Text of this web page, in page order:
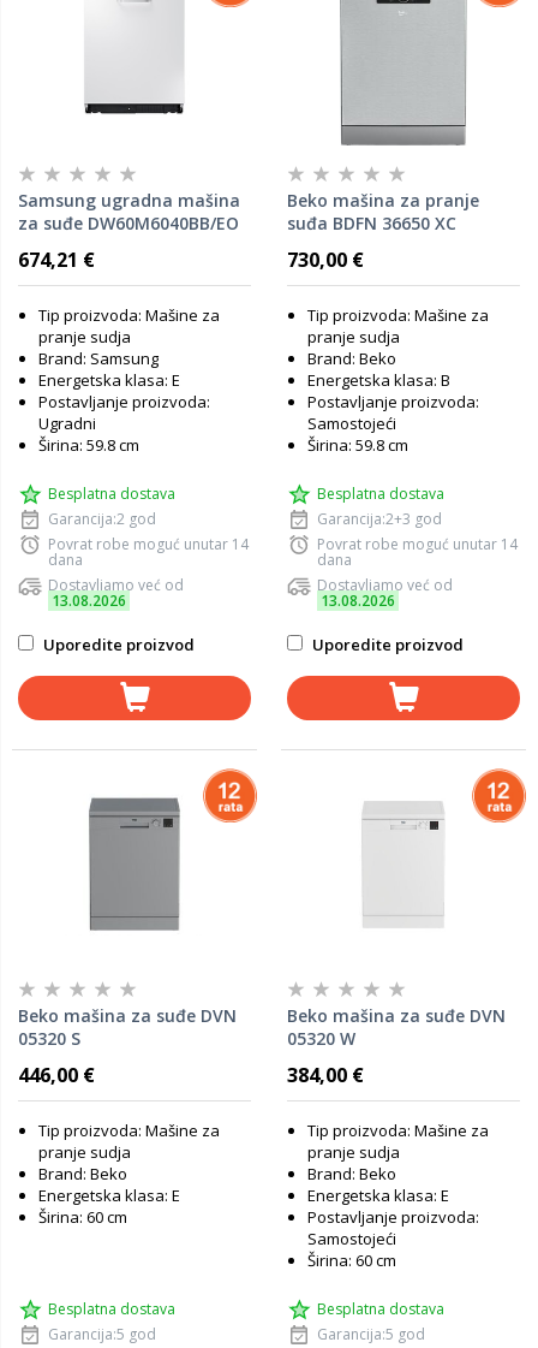
Samsung ugradna mašina
za suđe DW60M6040BB/EO
674,21 €
Tip proizvoda: Mašine za
pranje sudja
Brand: Samsung
Energetska klasa: E
Postavljanje proizvoda:
Ugradni
Širina: 59.8 cm
Besplatna dostava
Garancija:2 god
Povrat robe moguć unutar 14
dana
Dostavljamo već od
13.08.2026
Uporedite proizvod
Beko mašina za pranje
suđa BDFN 36650 XC
730,00 €
Tip proizvoda: Mašine za
pranje sudja
Brand: Beko
Energetska klasa: B
Postavljanje proizvoda:
Samostojeći
Širina: 59.8 cm
Besplatna dostava
Garancija:2+3 god
Povrat robe moguć unutar 14
dana
Dostavljamo već od
13.08.2026
Uporedite proizvod
Beko mašina za suđe DVN
05320 S
446,00 €
Tip proizvoda: Mašine za
pranje sudja
Brand: Beko
Energetska klasa: E
Širina: 60 cm
Besplatna dostava
Garancija:5 god
Beko mašina za suđe DVN
05320 W
384,00 €
Tip proizvoda: Mašine za
pranje sudja
Brand: Beko
Energetska klasa: E
Postavljanje proizvoda:
Samostojeći
Širina: 60 cm
Besplatna dostava
Garancija:5 god